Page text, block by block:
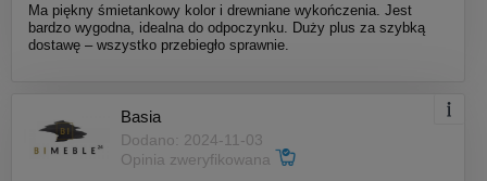
Ma piękny śmietankowy kolor i drewniane wykończenia. Jest
bardzo wygodna, idealna do odpoczynku. Duży plus za szybką
dostawę – wszystko przebiegło sprawnie.
Basia
Dodano: 2024-11-03
Opinia zweryfikowana